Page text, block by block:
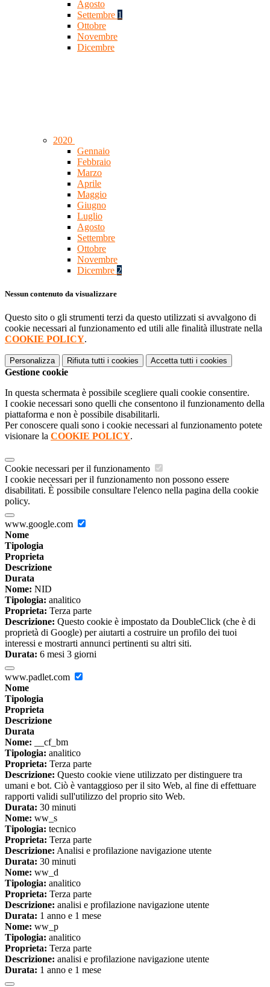
Agosto
Settembre 1
Ottobre
Novembre
Dicembre
2020
Gennaio
Febbraio
Marzo
Aprile
Maggio
Giugno
Luglio
Agosto
Settembre
Ottobre
Novembre
Dicembre 2
Nessun contenuto da visualizzare
Questo sito o gli strumenti terzi da questo utilizzati si avvalgono di
cookie necessari al funzionamento ed utili alle finalità illustrate nella
COOKIE POLICY.
Personalizza Rifiuta tutti i cookies Accetta tutti i cookies
Gestione cookie
In questa schermata è possibile scegliere quali cookie consentire.
I cookie necessari sono quelli che consentono il funzionamento della
piattaforma e non è possibile disabilitarli.
Per conoscere quali sono i cookie necessari al funzionamento potete
visionare la COOKIE POLICY.
Cookie necessari per il funzionamento
I cookie necessari per il funzionamento non possono essere
disabilitati. È possibile consultare l'elenco nella pagina della cookie
policy.
www.google.com
Nome
Tipologia
Proprieta
Descrizione
Durata
Nome: NID
Tipologia: analitico
Proprieta: Terza parte
Descrizione: Questo cookie è impostato da DoubleClick (che è di
proprietà di Google) per aiutarti a costruire un profilo dei tuoi
interessi e mostrarti annunci pertinenti su altri siti.
Durata: 6 mesi 3 giorni
www.padlet.com
Nome
Tipologia
Proprieta
Descrizione
Durata
Nome: __cf_bm
Tipologia: analitico
Proprieta: Terza parte
Descrizione: Questo cookie viene utilizzato per distinguere tra
umani e bot. Ciò è vantaggioso per il sito Web, al fine di effettuare
rapporti validi sull'utilizzo del proprio sito Web.
Durata: 30 minuti
Nome: ww_s
Tipologia: tecnico
Proprieta: Terza parte
Descrizione: Analisi e profilazione navigazione utente
Durata: 30 minuti
Nome: ww_d
Tipologia: analitico
Proprieta: Terza parte
Descrizione: analisi e profilazione navigazione utente
Durata: 1 anno e 1 mese
Nome: ww_p
Tipologia: analitico
Proprieta: Terza parte
Descrizione: analisi e profilazione navigazione utente
Durata: 1 anno e 1 mese